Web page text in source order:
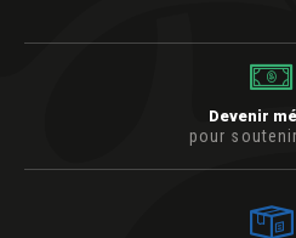
Devenir
pour